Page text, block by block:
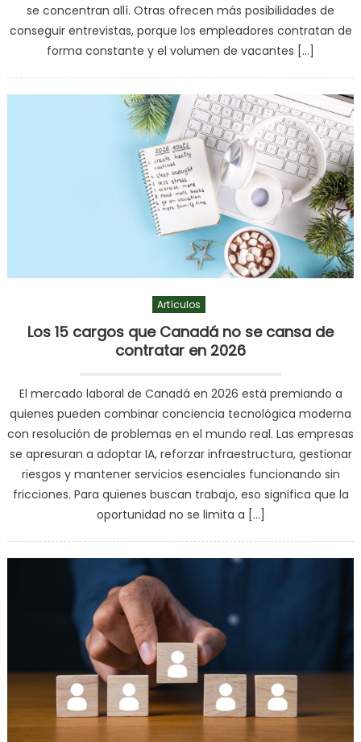
se concentran allí. Otras ofrecen más posibilidades de
conseguir entrevistas, porque los empleadores contratan de
forma constante y el volumen de vacantes […]
Artículos
Los 15 cargos que Canadá no se cansa de
contratar en 2026
El mercado laboral de Canadá en 2026 está premiando a
quienes pueden combinar conciencia tecnológica moderna
con resolución de problemas en el mundo real. Las empresas
se apresuran a adoptar IA, reforzar infraestructura, gestionar
riesgos y mantener servicios esenciales funcionando sin
fricciones. Para quienes buscan trabajo, eso significa que la
oportunidad no se limita a […]